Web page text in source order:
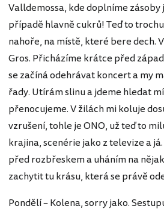
Valldemossa, kde doplníme
případě hlavně cukrů! Teď to
nahoře, na místě, které bere dech.
Gros. Přicházíme krátce před
se začíná odehrávat koncert a my
řady. Utírám slinu a jdeme hledat
přenocujeme. V žilách mi koluje
vzrušení, tohle je ONO, už teď to
krajina, scenérie jako z televize a
před rozbřeskem a uháním na
zachytit tu krásu, která se právě
Pondělí – Kolena, sorry jako.